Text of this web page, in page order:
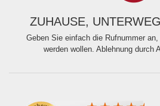
ZUHAUSE,
Geben Sie einfach die Rufnummer
werden wollen. Ablehnung durch